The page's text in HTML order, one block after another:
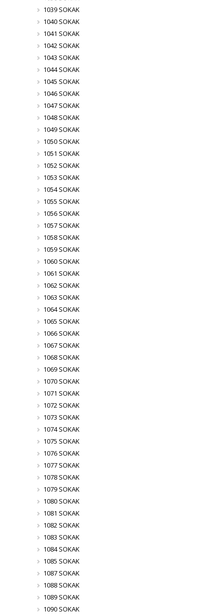
1039 SOKAK
1040 SOKAK
1041 SOKAK
1042 SOKAK
1043 SOKAK
1044 SOKAK
1045 SOKAK
1046 SOKAK
1047 SOKAK
1048 SOKAK
1049 SOKAK
1050 SOKAK
1051 SOKAK
1052 SOKAK
1053 SOKAK
1054 SOKAK
1055 SOKAK
1056 SOKAK
1057 SOKAK
1058 SOKAK
1059 SOKAK
1060 SOKAK
1061 SOKAK
1062 SOKAK
1063 SOKAK
1064 SOKAK
1065 SOKAK
1066 SOKAK
1067 SOKAK
1068 SOKAK
1069 SOKAK
1070 SOKAK
1071 SOKAK
1072 SOKAK
1073 SOKAK
1074 SOKAK
1075 SOKAK
1076 SOKAK
1077 SOKAK
1078 SOKAK
1079 SOKAK
1080 SOKAK
1081 SOKAK
1082 SOKAK
1083 SOKAK
1084 SOKAK
1085 SOKAK
1087 SOKAK
1088 SOKAK
1089 SOKAK
1090 SOKAK